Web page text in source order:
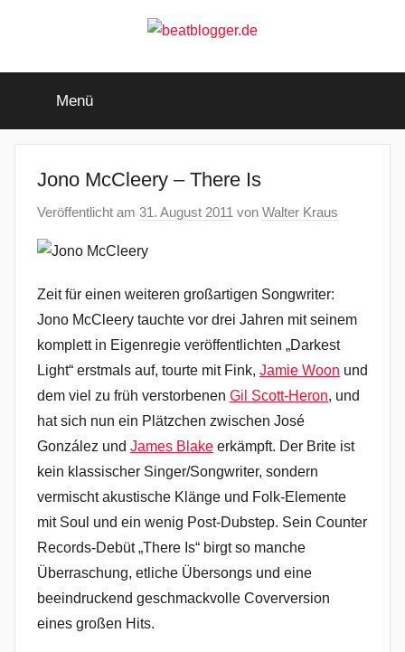
beatblogger.de
beat
goes
Menü
Jono McCleery – There Is
Veröffentlicht am 31. August 2011 von Walter Kraus
Zeit für einen weiteren großartigen Songwriter:
Jono McCleery tauchte vor drei Jahren mit seinem
komplett in Eigenregie veröffentlichten „Darkest
Light“ erstmals auf, tourte mit Fink, Jamie Woon und
dem viel zu früh verstorbenen Gil Scott-Heron, und
hat sich nun ein Plätzchen zwischen José
González und James Blake erkämpft. Der Brite ist
kein klassischer Singer/Songwriter, sondern
vermischt akustische Klänge und Folk-Elemente
mit Soul und ein wenig Post-Dubstep. Sein Counter
Records-Debüt „There Is“ birgt so manche
Überraschung, etliche Übersongs und eine
beeindruckend geschmackvolle Coverversion
eines großen Hits.